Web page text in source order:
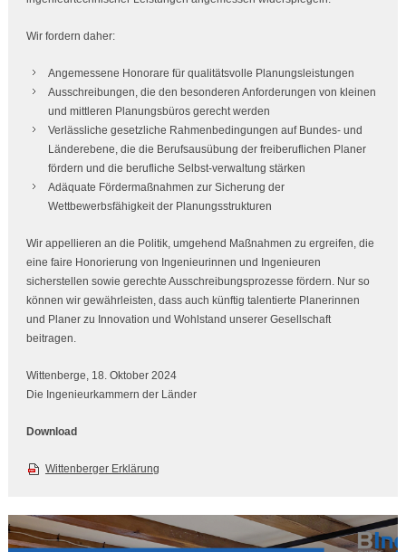
Wir fordern daher:
Angemessene Honorare für qualitätsvolle Planungsleistungen
Ausschreibungen, die den besonderen Anforderungen von kleinen
und mittleren Planungsbüros gerecht werden
Verlässliche gesetzliche Rahmenbedingungen auf Bundes- und
Länderebene, die die Berufsausübung der freiberuflichen Planer
fördern und die berufliche Selbst-verwaltung stärken
Adäquate Fördermaßnahmen zur Sicherung der
Wettbewerbsfähigkeit der Planungsstrukturen
Wir appellieren an die Politik, umgehend Maßnahmen zu ergreifen, die
eine faire Honorierung von Ingenieurinnen und Ingenieuren
sicherstellen sowie gerechte Ausschreibungsprozesse fördern. Nur so
können wir gewährleisten, dass auch künftig talentierte Planerinnen
und Planer zu Innovation und Wohlstand unserer Gesellschaft
beitragen.
Wittenberge, 18. Oktober 2024
Die Ingenieurkammern der Länder
Download
Wittenberger Erklärung